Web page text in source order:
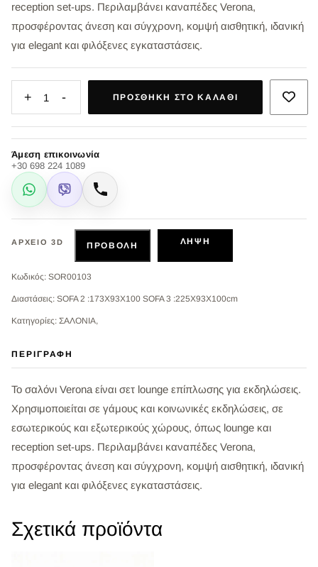
reception set-ups. Περιλαμβάνει καναπέδες Verona,
προσφέροντας άνεση και σύγχρονη, κομψή αισθητική, ιδανική
για elegant και φιλόξενες εγκαταστάσεις.
+ 1 - ΠΡΟΣΘΉΚΗ ΣΤΟ ΚΑΛΆΘΙ
Άμεση επικοινωνία
+30 698 224 1089
WhatsApp
Viber Κλήση
ΑΡΧΕΊΟ 3D ΠΡΟΒΟΛΉ ΛΉΨΗ
Κωδικός: SOR00103
Διαστάσεις: SOFA 2 :173X93X100 SOFA 3 :225X93X100cm
Κατηγορίες: ΣΑΛΟΝΙΑ,
ΠΕΡΙΓΡΑΦΉ
Το σαλόνι Verona είναι σετ lounge επίπλωσης για εκδηλώσεις.
Χρησιμοποιείται σε γάμους και κοινωνικές εκδηλώσεις, σε
εσωτερικούς και εξωτερικούς χώρους, όπως lounge και
reception set-ups. Περιλαμβάνει καναπέδες Verona,
προσφέροντας άνεση και σύγχρονη, κομψή αισθητική, ιδανική
για elegant και φιλόξενες εγκαταστάσεις.
Σχετικά προϊόντα